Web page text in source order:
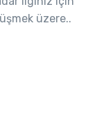
üzere..